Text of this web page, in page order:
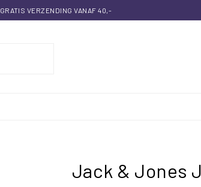
GRATIS VERZENDING VANAF 40,-
Jack & Jones